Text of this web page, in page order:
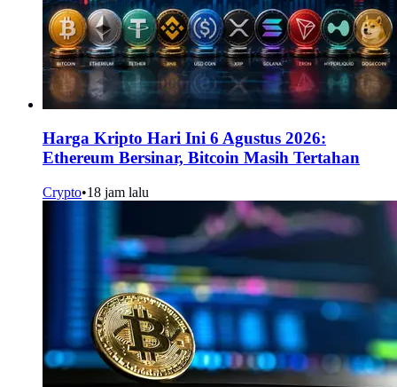
Harga Kripto Hari Ini 6 Agustus 2026:
Ethereum Bersinar, Bitcoin Masih Tertahan
Crypto•18 jam lalu